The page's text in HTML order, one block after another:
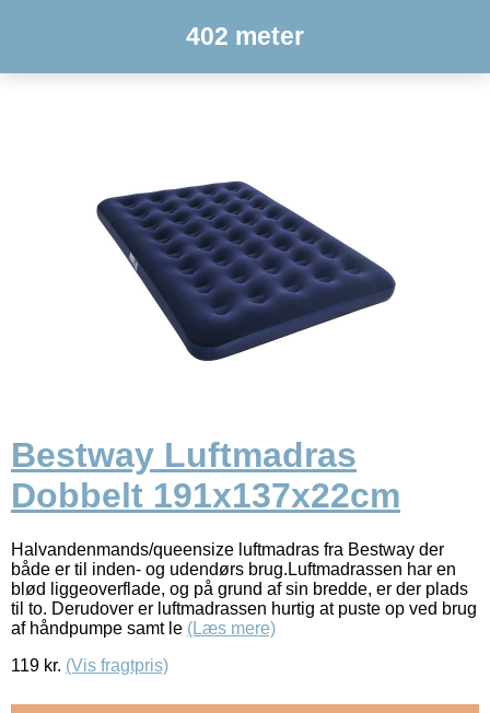
402 meter
Bestway Luftmadras
Dobbelt 191x137x22cm
Halvandenmands/queensize luftmadras fra Bestway der
både er til inden- og udendørs brug.Luftmadrassen har en
blød liggeoverflade, og på grund af sin bredde, er der plads
til to. Derudover er luftmadrassen hurtig at puste op ved brug
af håndpumpe samt le (Læs mere)
119 kr. (Vis fragtpris)